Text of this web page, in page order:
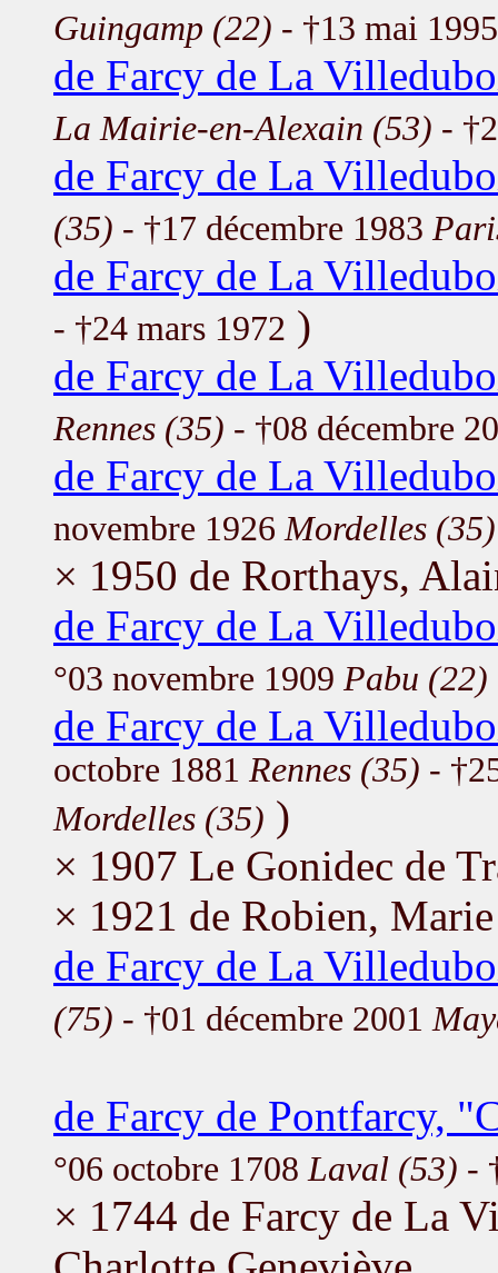
Guingamp (22) - †13 mai
de Farcy de La
La Mairie-en-Alexain (53) -
de Farcy de La
(35) - †17 décembre 1983
de Farcy de La
- †24 mars 1972 )
de Farcy de La
Rennes (35) - †08 décembre
de Farcy de La
novembre 1926 Mordelles (35)
× 1950 de Rorthays,
de Farcy de La
°03 novembre 1909 Pabu (22)
de Farcy de La
octobre 1881 Rennes (35) -
Mordelles (35) )
× 1907 Le Gonidec de
× 1921 de Robien, Marie
de Farcy de La
(75) - †01 décembre 2001
de Farcy de Pontfarcy,
°06 octobre 1708 Laval (53) -
× 1744 de Farcy de La